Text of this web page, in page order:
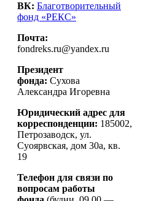
ВК: Благотворительный
фонд «РЕКС»
Почта:
fondreks.ru@yandex.ru
Президент
фонда: Сухова
Александра Игоревна
Юридический адрес для
корреспонденции: 185002,
Петрозаводск, ул.
Суоярвская, дом 30а, кв.
19
Телефон для связи по
вопросам работы